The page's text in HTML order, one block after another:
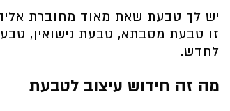
יש לך טבעת שאת מאוד מחוברת
זו טבעת מסבתא, טבעת נישואין,
לחדש.
מה זה חידוש עיצוב לטבעת